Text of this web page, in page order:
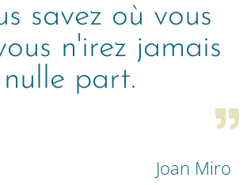
savez où vous
n'irez jamais
nulle part.
Joan Miro